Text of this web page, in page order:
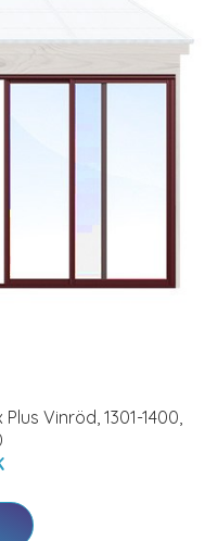
Vinröd, 1301-1400,